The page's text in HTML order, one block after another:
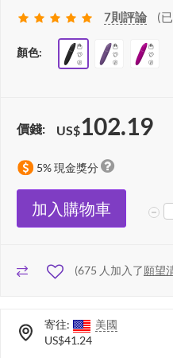
7則評論 (
顏色:
價錢: US$102.19
5% 現金獎分
加入購物車
(675 人加入了願望
寄往:
美國
US$41.24